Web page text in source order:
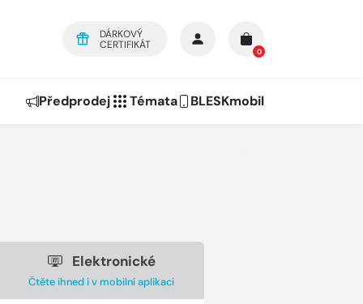
DÁRKOVÝ
CERTIFIKÁT
0
Předprodej Témata BLESKmobil
Elektronické
Čtěte ihned i v mobilní aplikaci